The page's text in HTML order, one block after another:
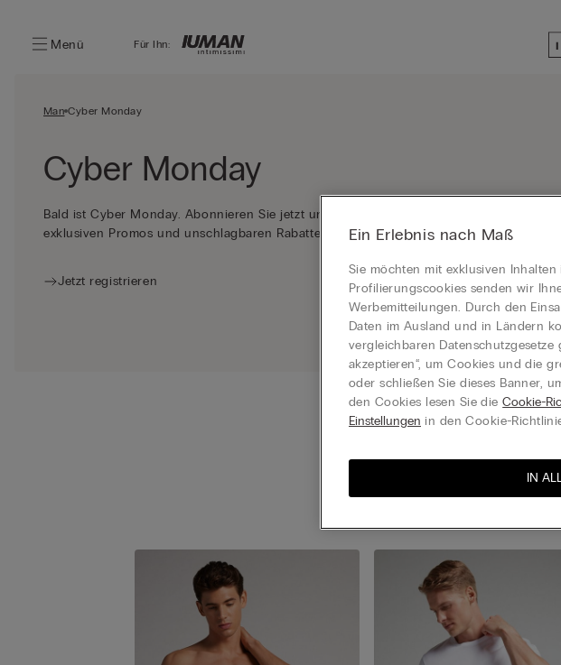
Menü Für Ihn:
Man Cyber Monday
Cyber Monday
Bald ist Cyber Monday. Abonnieren Sie jetzt unseren Newsletter und profitieren Sie von
exklusiven Promos und unschlagbaren Rabatten
Jetzt registrieren
Finden
Entdecken Sie die neuesten
Ein Erlebnis nach Maß
Sie möchten mit exklusiven
Profilierungscookies senden wir
Werbemitteilungen. Durch den
Daten im Ausland und in Ländern
vergleichbaren Datenschutzgesetze
akzeptieren“, um Cookies und die
oder schließen Sie dieses Banner,
den Cookies lesen Sie dieCookie-
Einstellungen in den Cookie-
IN